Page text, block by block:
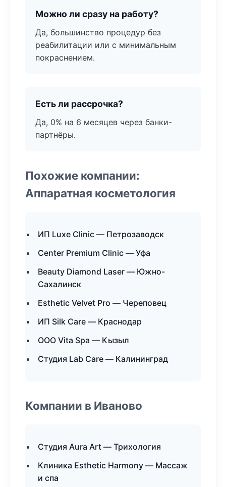
Можно ли сразу на работу?
Да, большинство процедур без
реабилитации или с минимальным
покраснением.
Есть ли рассрочка?
Да, 0% на 6 месяцев через банки-
партнёры.
Похожие компании:
Аппаратная косметология
ИП Luxe Clinic — Петрозаводск
Center Premium Clinic — Уфа
Beauty Diamond Laser — Южно-
Сахалинск
Esthetic Velvet Pro — Череповец
ИП Silk Care — Краснодар
ООО Vita Spa — Кызыл
Студия Lab Care — Калининград
Компании в Иваново
Студия Aura Art — Трихология
Клиника Esthetic Harmony — Массаж
и спа